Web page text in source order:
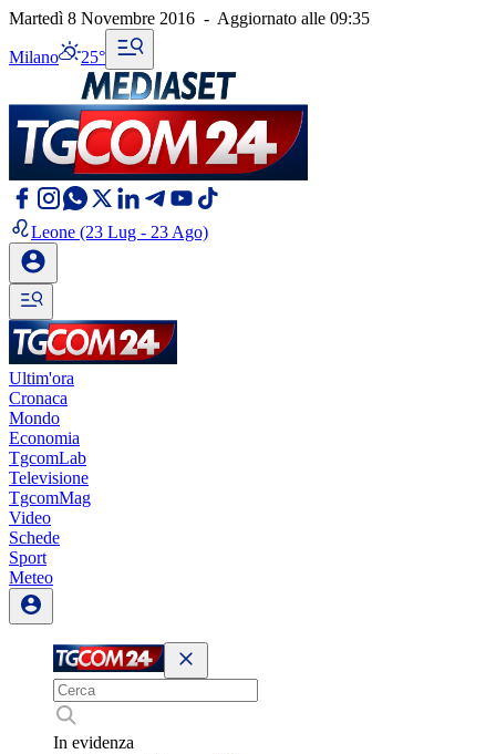
Martedì 8 Novembre 2016 - Aggiornato alle 09:35
Milano 25°
Leone (23 Lug - 23 Ago)
Ultim'ora
Cronaca
Mondo
Economia
TgcomLab
Televisione
TgcomMag
Video
Schede
Sport
Meteo
In evidenza